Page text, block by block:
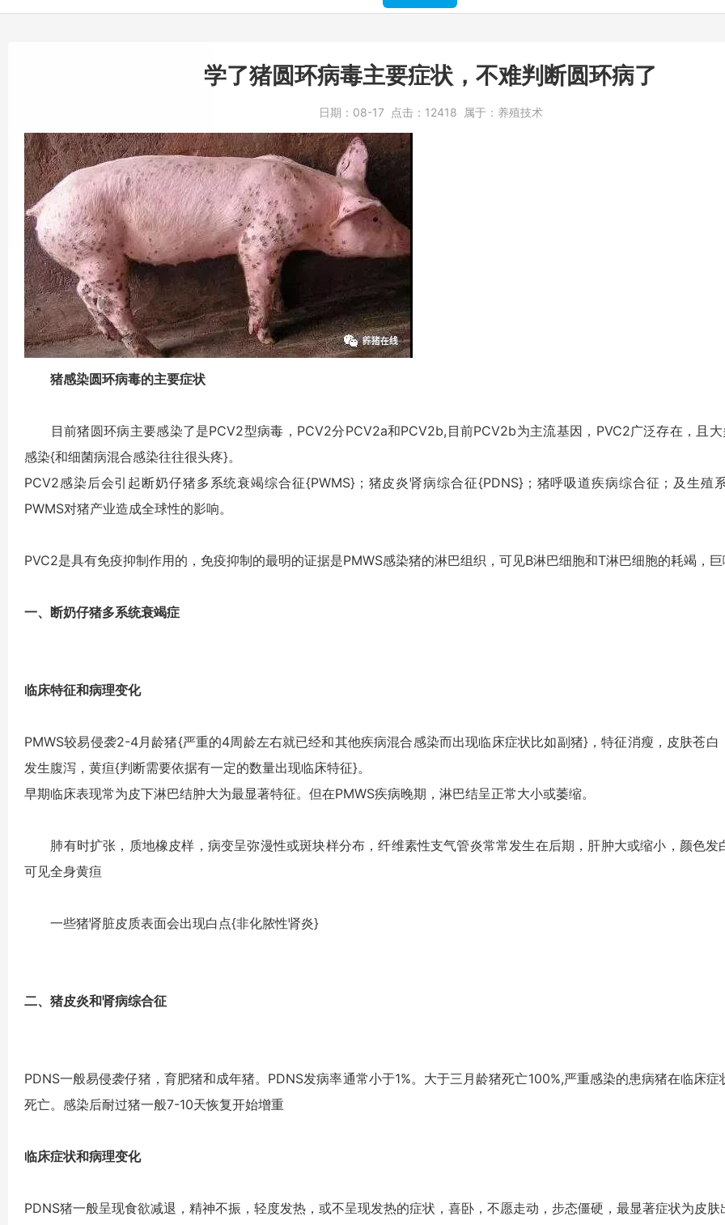
学了猪圆环病毒主要症状，不难判断圆环病了
日期： 08-17 点击： 12418 属于： 养殖技术
猪感染圆环病毒的主要症状
目前猪圆环病主要感染了是PCV2型病毒，PCV2分PCV2a和PCV2b,目前PCV2b为主流基因，PVC2广泛存在，且
感染{和细菌病混合感染往往很头疼}。
PCV2感染后会引起断奶仔猪多系统衰竭综合征{PWMS}；猪皮炎肾病综合征{PDNS}；猪呼吸道疾病综合征；及生殖
PWMS对猪产业造成全球性的影响。
PVC2是具有免疫抑制作用的，免疫抑制的最明的证据是PMWS感染猪的淋巴组织，可见B淋巴细胞和T淋巴细胞的耗竭，
一、断奶仔猪多系统衰竭症
临床特征和病理变化
PMWS较易侵袭2-4月龄猪{严重的4周龄左右就已经和其他疾病混合感染而出现临床症状比如副猪}，特征消瘦，皮肤苍白
发生腹泻，黄疸{判断需要依据有一定的数量出现临床特征}。
早期临床表现常为皮下淋巴结肿大为最显著特征。但在PMWS疾病晚期，淋巴结呈正常大小或萎缩。
肺有时扩张，质地橡皮样，病变呈弥漫性或斑块样分布，纤维素性支气管炎常常发生在后期，肝肿大或缩小，颜色发
可见全身黄疸
一些猪肾脏皮质表面会出现白点{非化脓性肾炎}
二、猪皮炎和肾病综合征
PDNS一般易侵袭仔猪，育肥猪和成年猪。PDNS发病率通常小于1%。大于三月龄猪死亡100%,严重感染的患病猪在临床
死亡。感染后耐过猪一般7-10天恢复开始增重
临床症状和病理变化
PDNS猪一般呈现食欲减退，精神不振，轻度发热，或不呈现发热的症状，喜卧，不愿走动，步态僵硬，最显著症状为皮